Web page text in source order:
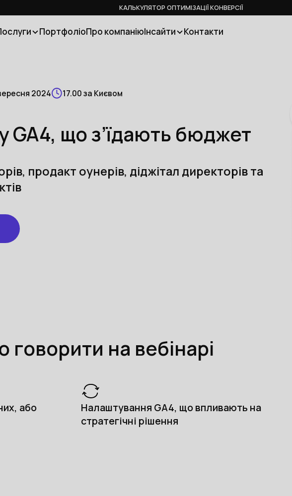
КАЛЬКУЛЯТОР ОПТИМІЗАЦІЇ КОНВЕРСІЇ
ПортфоліоПро компаніюІнсайти Контакти
2024 17.00 за Києвом
що з’їдають бюджет
продакт оунерів, діджітал директорів та
на вебінарі
або
Налаштування GA4, що впливають на
стратегічні рішення